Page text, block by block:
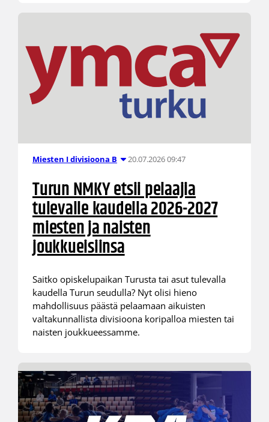
Miesten I divisioona B 20.07.2026 09:47
Turun NMKY etsii pelaajia
tulevalle kaudella 2026-2027
miesten ja naisten
joukkueisiinsa
Saitko opiskelupaikan Turusta tai asut tulevalla
kaudella Turun seudulla? Nyt olisi hieno
mahdollisuus päästä pelaamaan aikuisten
valtakunnallista divisioona koripalloa miesten tai
naisten joukkueessamme.